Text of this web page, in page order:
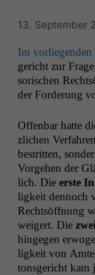
13. September
Im
gericht zur
sorischen
der Forderung
Offen­bar hat­te
zlichen
bestrit­ten,
Vorge­hen der
lich. Die erste
ligkeit den­noch
Recht­söff­nung
weigert. Die
hinge­gen
ligkeit von
ton­s­gericht